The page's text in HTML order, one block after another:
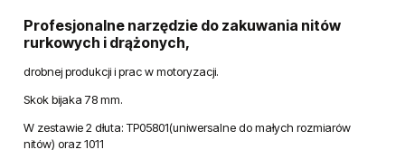
Profesjonalne narzędzie do zakuwania nitów
rurkowych i drążonych,
drobnej produkcji i prac w motoryzacji.
Skok bijaka 78 mm.
W zestawie 2 dłuta: TP05801(uniwersalne do małych rozmiarów
nitów) oraz 1011